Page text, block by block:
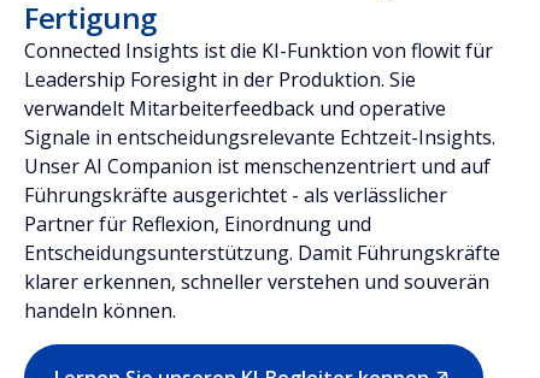
Fertigung
Connected Insights ist die KI-Funktion von flowit für
Leadership Foresight in der Produktion. Sie
verwandelt Mitarbeiterfeedback und operative
Signale in entscheidungsrelevante Echtzeit-Insights.
Unser AI Companion ist menschenzentriert und auf
Führungskräfte ausgerichtet - als verlässlicher
Partner für Reflexion, Einordnung und
Entscheidungsunterstützung. Damit Führungskräfte
klarer erkennen, schneller verstehen und souverän
handeln können.